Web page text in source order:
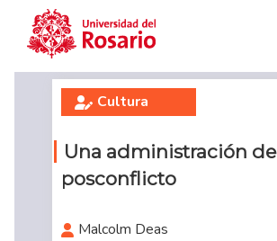
Skip to main content
Cultura
Una administración de
posconflicto
Malcolm Deas